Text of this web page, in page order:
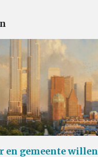
en gemeente willen